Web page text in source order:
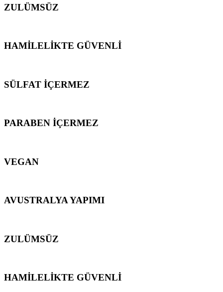
ZULÜMSÜZ
HAMİLELİKTE GÜVENLİ
SÜLFAT İÇERMEZ
PARABEN İÇERMEZ
VEGAN
AVUSTRALYA YAPIMI
ZULÜMSÜZ
HAMİLELİKTE GÜVENLİ